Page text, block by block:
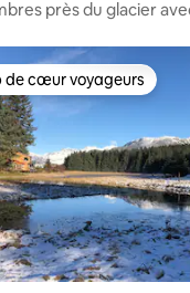
près du glacier
de cœur voyageurs
de cœur voyageurs